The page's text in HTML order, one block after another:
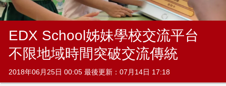
EDX School姊妹學校交流平台
不限地域時間突破交流傳統
2018年06月25日 00:05 最後更新：07月14日 17:18